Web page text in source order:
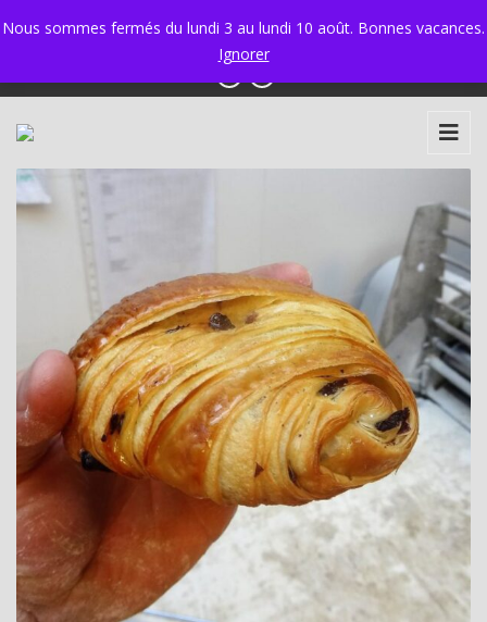
Nous sommes fermés du lundi 3 au lundi 10 août. Bonnes vacances.
Ignorer
Ixelles 02 534 34 97 - Ganshoren 02 425 58 30
|
info@boulangerie-marie.be
Millefeuille
4,50€ + AJOUTER